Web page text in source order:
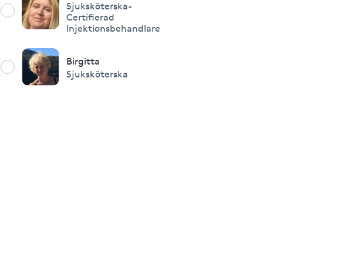
Sjuksköterska-
Certifierad
Injektionsbehandlare
Birgitta
Sjuksköterska